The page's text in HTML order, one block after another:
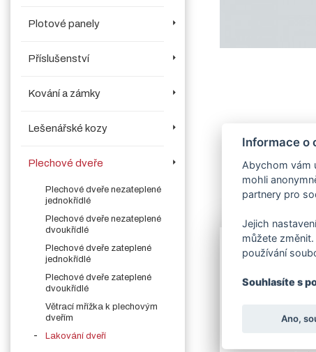
Plotové panely
Příslušenství
Kování a zámky
Lešenářské kozy
Plechové dveře
Plechové dveře nezateplené
jednokřídlé
Plechové dveře nezateplené
dvoukřídlé
Plechové dveře zateplené
jednokřídlé
Plechové dveře zateplené
dvoukřídlé
Větrací mřížka k plechovým
dveřím
Lakování dveří
Více o
Lakování dveří
U zateplených
POZOR!! U
Informace o
Abychom vám
mohli
partnery pro
Jejich
můžete
používání
Souhlasíte s
Ano,